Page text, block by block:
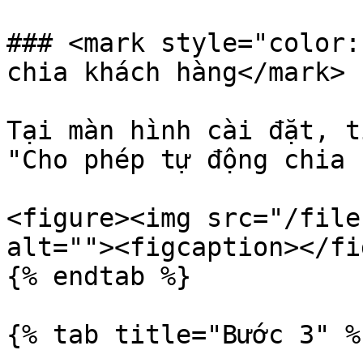
### <mark
chia khách hàng</mark>
Tại màn hình cài đặt,
"Cho phép tự động chia
<figure><img src="/
alt=""><figcaption></
{% endtab %}
{% tab title="Bước 3"